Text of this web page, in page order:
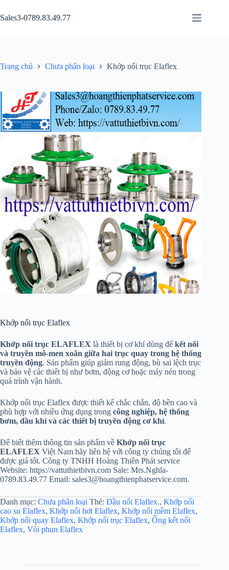
đến
phần
Sales3-0789.83.49.77
Trang chủ Chưa phân loại Khớp nối trục Elaflex
Khớp nối trục Elaflex
Khớp nối trục ELAFLEX là thiết bị cơ khí dùng để kết nối
và truyền mô-men xoắn giữa hai trục quay trong hệ thống
truyền động. Sản phẩm giúp giảm rung động, bù sai lệch trục
và bảo vệ các thiết bị như bơm, động cơ hoặc máy nén trong
quá trình vận hành.
Khớp nối trục Elaflex được thiết kế chắc chắn, độ bền cao và
phù hợp với nhiều ứng dụng trong công nghiệp, hệ thống
bơm, dầu khí và các thiết bị truyền động cơ khí.
Để biết thêm thông tin sản phẩm về Khớp nối trục
ELAFLEX Việt Nam hãy liên hệ với công ty chúng tôi để
được giá tốt. Công ty TNHH Hoàng Thiên Phát service
Website: https://vattuthietbivn.com Sale: Mrs.Nghĩa-
0789.83.49.77 Email: sales3@hoangthienphatservice.com.
Danh mục: Chưa phân loại Thẻ: Đầu nối Elaflex., Khớp nối
cao su Elaflex, Khớp nối hơi Elaflex, Khớp nối mềm Elaflex,
Khớp nối quay Elaflex, Khớp nối trục Elaflex, Ống kết nối
Elaflex, Vòi phun Elaflex